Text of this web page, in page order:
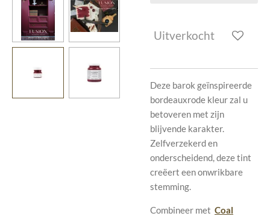
Uitverkocht
Deze barok geïnspireerde
bordeauxrode kleur zal u
betoveren met zijn
blijvende karakter.
Zelfverzekerd en
onderscheidend, deze tint
creëert een onwrikbare
stemming.
Combineer met Coal